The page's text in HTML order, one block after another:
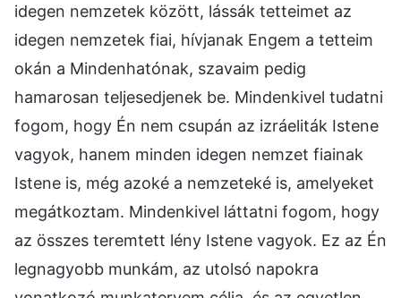
idegen nemzetek között, lássák tetteimet az
idegen nemzetek fiai, hívjanak Engem a tetteim
okán a Mindenhatónak, szavaim pedig
hamarosan teljesedjenek be. Mindenkivel tudatni
fogom, hogy Én nem csupán az izráeliták Istene
vagyok, hanem minden idegen nemzet fiainak
Istene is, még azoké a nemzeteké is, amelyeket
megátkoztam. Mindenkivel láttatni fogom, hogy
az összes teremtett lény Istene vagyok. Ez az Én
legnagyobb munkám, az utolsó napokra